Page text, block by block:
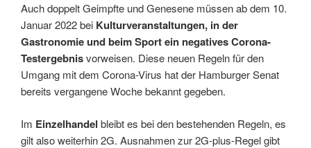
Auch doppelt Geimpfte und Genesene müssen ab dem 10.
Januar 2022 bei Kulturveranstaltungen, in der
Gastronomie undbeim Sport ein negatives Corona-
Testergebnisvorweisen. Diese neuen Regeln für den
Umgang mit dem Corona-Virus hat der Hamburger Senat
bereits vergangene Woche bekannt gegeben.
Im Einzelhandel bleibt es bei den bestehenden Regeln, es
gilt also weiterhin 2G. Ausnahmen zur 2G-plus-Regel gibt